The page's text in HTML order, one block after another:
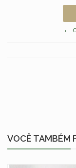
←
VOCÊ TAMBÉM